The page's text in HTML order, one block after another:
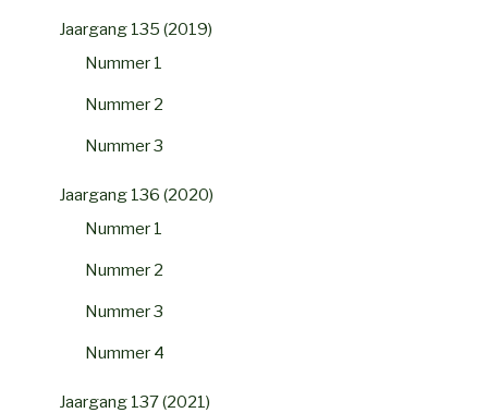
Jaargang 135 (2019)
Nummer 1
Nummer 2
Nummer 3
Jaargang 136 (2020)
Nummer 1
Nummer 2
Nummer 3
Nummer 4
Jaargang 137 (2021)